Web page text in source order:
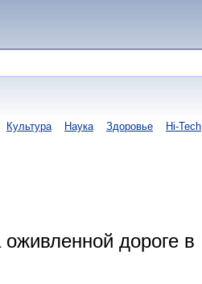
Культура Наука Здоровье Hi-Tech
дороге в